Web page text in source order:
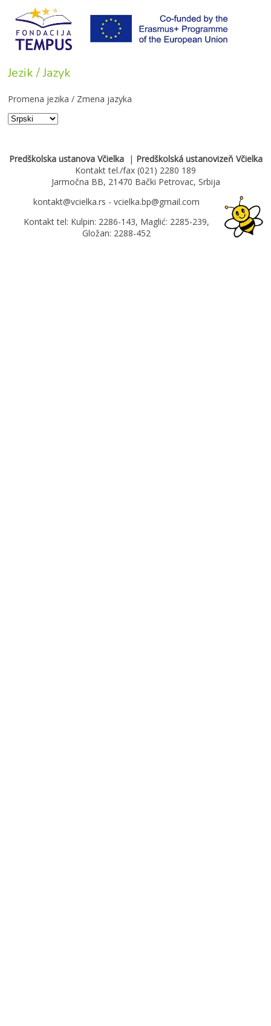
Jezik / Jazyk
Promena jezika / Zmena jazyka
Predškolska ustanova Včielka| Predškolská ustanovizeň Včielka
Kontakt tel./fax (021) 2280 189
Jarmočna BB, 21470 Bački Petrovac, Srbija
kontakt@vcielka.rs - vcielka.bp@gmail.com
Kontakt tel: Kulpin: 2286-143, Maglić: 2285-239,
Gložan: 2288-452